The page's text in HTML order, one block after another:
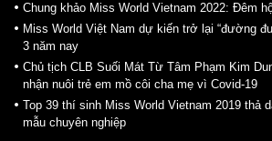
Chung khảo Miss World Vietnam 2022: Đêm
Miss World Việt Nam dự kiến trở lại “đường đua” sắc đẹp trong tháng
3 năm nay
Chủ tịch CLB Suối Mát Từ Tâm Phạm Kim Dung cùng các Hoa Á hậu
nhận nuôi trẻ em mồ côi cha mẹ vì Covid-19
Top 39 thí sinh Miss World Vietnam 2019 thả dáng chuẩn như người
mẫu chuyên nghiệp